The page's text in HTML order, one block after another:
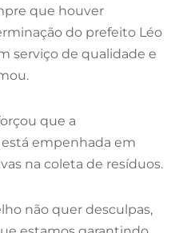
que houver
do prefeito Léo
serviço de qualidade e
que a
empenhada em
na coleta de resíduos.
não quer desculpas,